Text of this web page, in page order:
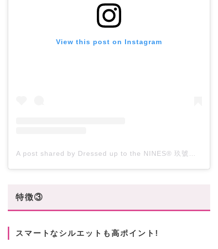
View this post on Instagram
A post shared by Dressed up to the NINES® 玖號商店 (@ninestpc)
特徴③
スマートなシルエットも高ポイント!